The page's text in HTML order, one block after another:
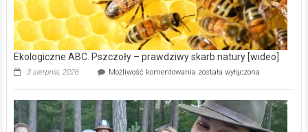
oczyszczalni
ścieków
[wideo]
Ekologiczne ABC. Pszczoły – prawdziwy skarb natury [wideo]
3 sierpnia, 2026 Możliwość komentowania Ekologiczne
–
prawdziwy
skarb
została wyłączona